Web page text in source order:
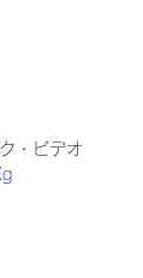
・ビデオ